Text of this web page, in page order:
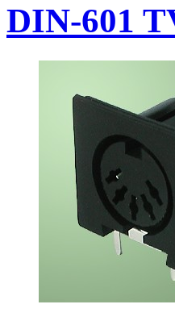
DIN-601